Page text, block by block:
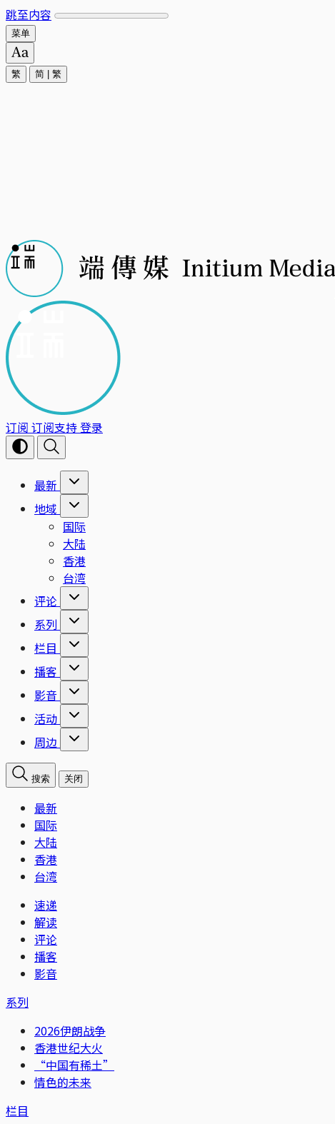
跳至内容
菜单
繁 简 繁
订阅 订阅支持登录
最新
地域
国际
大陆
香港
台湾
评论
系列
栏目
播客
影音
活动
周边
搜索 关闭
最新
国际
大陆
香港
台湾
速递
解读
评论
播客
影音
系列
2026伊朗战争
香港世纪大火
“中国有稀土”
情色的未来
栏目